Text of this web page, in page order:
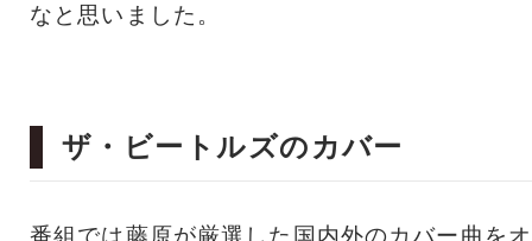
なと思いました。
ザ・ビートルズのカバー
番組では藤原が厳選した国内外のカバー曲をオ